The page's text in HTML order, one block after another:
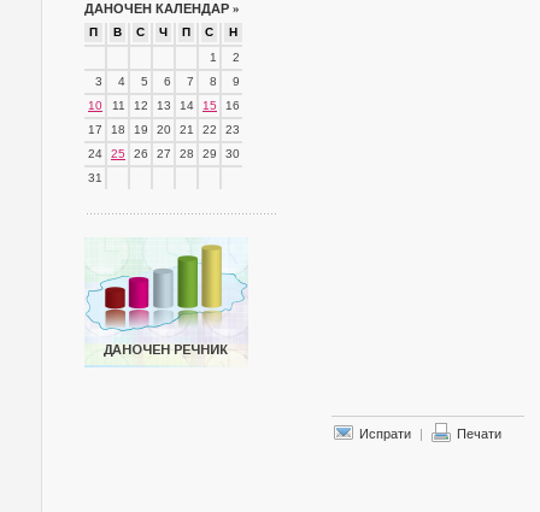
ДАНОЧЕН КАЛЕНДАР »
П В С Ч П С
Н
1
2
3
4 5 6 7 8
9
10
11 12 13 14 15
16
17
18 19 20 21 22
23
24
25 26 27 28 29
30
31
Испрати | Печати